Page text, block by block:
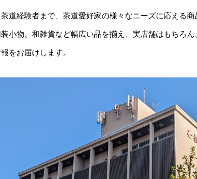
道経験者まで、茶道愛好家の様々なニーズに応える
小物、和雑貨など幅広い品を揃え、実店舗はもちろ
をお届けします。